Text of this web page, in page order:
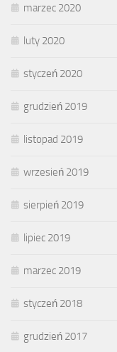
marzec 2020
luty 2020
styczeń 2020
grudzień 2019
listopad 2019
wrzesień 2019
sierpień 2019
lipiec 2019
marzec 2019
styczeń 2018
grudzień 2017